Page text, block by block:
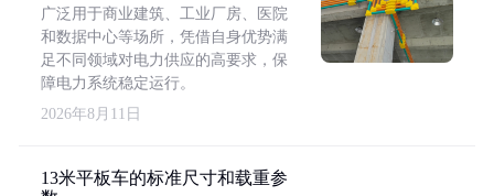
广泛用于商业建筑、工业厂房、医院
和数据中心等场所，凭借自身优势满
足不同领域对电力供应的高要求，保
障电力系统稳定运行。
2026年8月11日
13米平板车的标准尺寸和载重参